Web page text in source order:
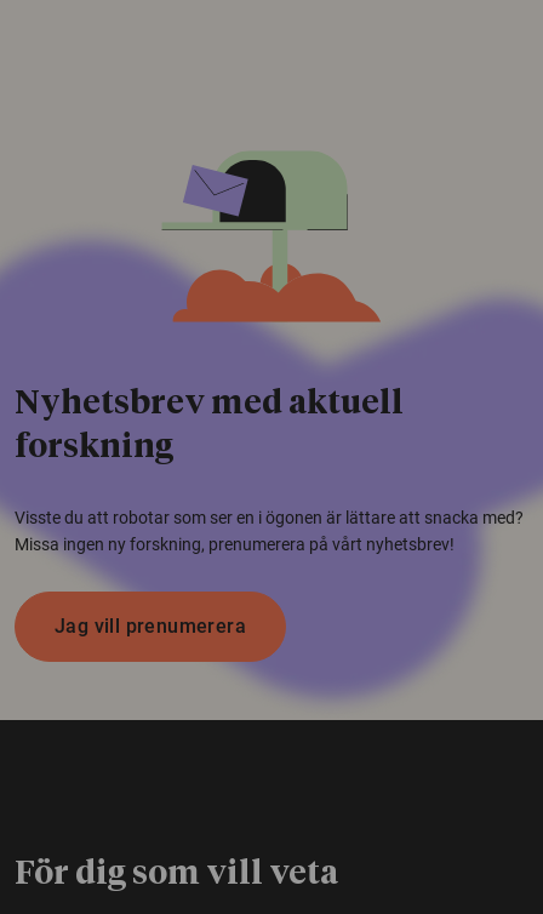
Nyhetsbrev med aktuell
forskning
Visste du att robotar som ser en i ögonen är lättare att snacka med?
Missa ingen ny forskning, prenumerera på vårt nyhetsbrev!
Jag vill prenumerera
För dig som vill veta